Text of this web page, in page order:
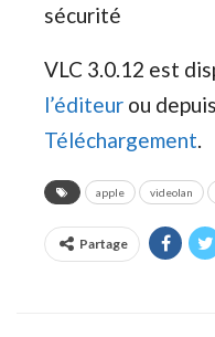
sécurité
VLC 3.0.12 est
l’éditeur ou depuis
Téléchargement.
apple videolan
Partage